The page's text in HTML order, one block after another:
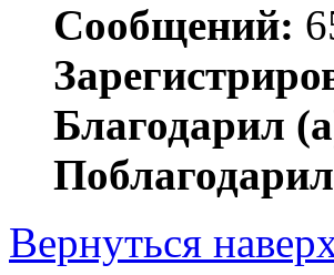
Сообщений:
Благодарил
Вернуться